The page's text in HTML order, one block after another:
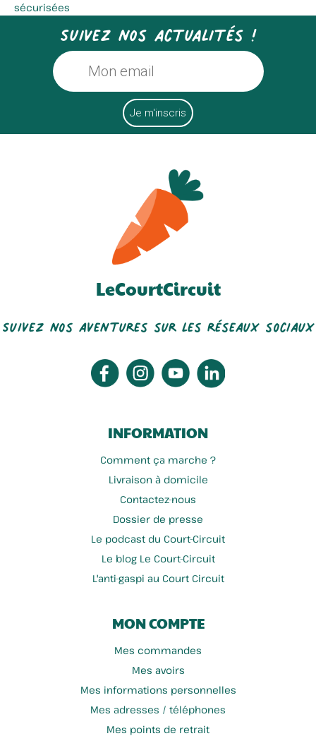
sécurisées
Suivez nos actualités !
LeCourtCircuit
Suivez nos aventures sur les réseaux sociaux
INFORMATION
Comment ça marche ?
Livraison à domicile
Contactez-nous
Dossier de presse
Le podcast du Court-Circuit
Le blog Le Court-Circuit
L'anti-gaspi au Court Circuit
MON COMPTE
Mes commandes
Mes avoirs
Mes informations personnelles
Mes adresses / téléphones
Mes points de retrait